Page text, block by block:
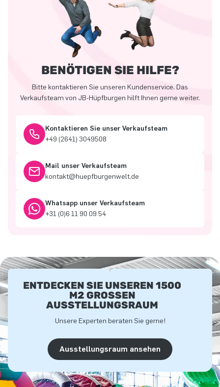
BENÖTIGEN SIE HILFE?
Bitte kontaktieren Sie unseren Kundenservice. Das
Verkaufsteam von JB-Hüpfburgen hilft Ihnen gerne weiter.
Kontaktieren Sie unser Verkaufsteam
+49 (2641) 3049508
Mail unser Verkaufsteam
kontakt@huepfburgenwelt.de
Whatsapp unser Verkaufsteam
+31 (0)6 11 90 09 54
ENTDECKEN SIE UNSEREN 1500
M2 GROSSEN A
USSTELLUNGSRAUM
Unsere Experten beraten Sie gerne!
Ausstellungsraum ansehen